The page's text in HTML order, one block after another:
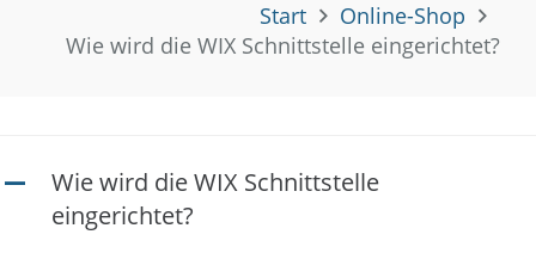
Start
Online-Shop
Wie wird die WIX Schnittstelle eingerichtet?
A
Wie wird die WIX Schnittstelle
eingerichtet?